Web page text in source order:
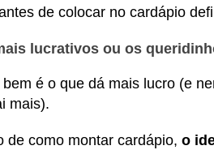
de colocar no cardápio
lucrativos ou os
é o que dá mais lucro (e
mais).
de como montar cardápio, o